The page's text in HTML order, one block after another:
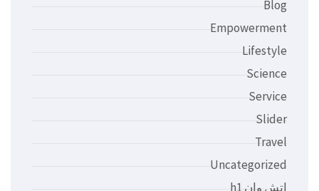
Blog
Empowerment
Lifestyle
Science
Service
Slider
Travel
Uncategorized
اتش وان h1